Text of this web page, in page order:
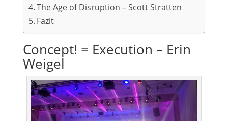
The Age of Disruption – Scott Stratten
Fazit
Concept! = Execution – Erin
Weigel